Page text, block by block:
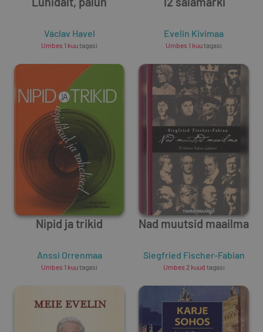
Václav Havel
Umbes 1 kuutagasi
Evelin Kivimaa
Umbes 1 kuutagasi
Nipid ja trikid
Anssi Orrenmaa
Umbes 1 kuutagasi
Nad muutsid maailma
Siegfried Fischer-Fabian
Umbes 2 kuud tagasi